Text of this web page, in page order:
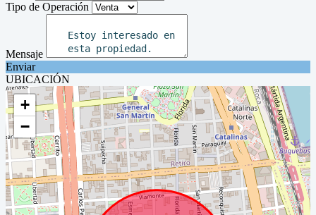
Tipo de Operación
Mensaje
Enviar
UBICACIÓN
+
−